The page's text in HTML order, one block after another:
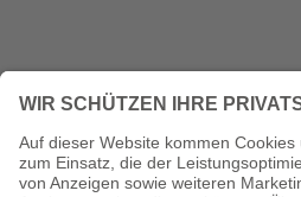
Montag, Dienstag und Donnerstag:
10 bis 12 Uhr und von 13 bis 16 Uhr